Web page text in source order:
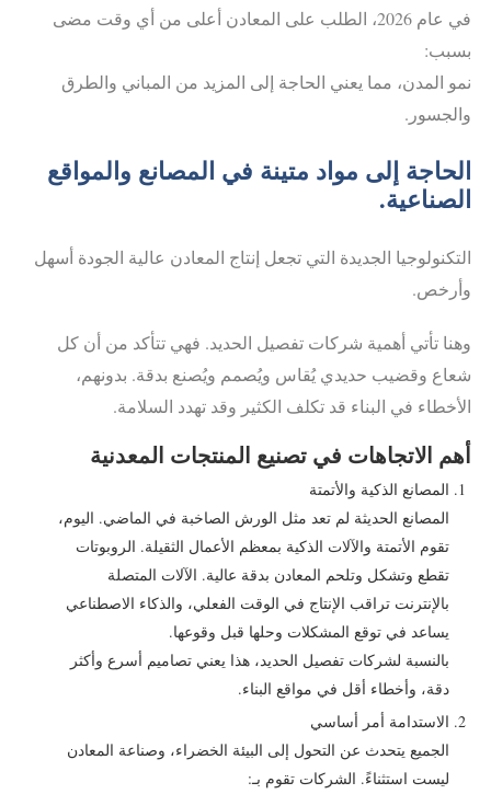
في عام 2026، الطلب على المعادن أعلى من أي وقت مضى
بسبب:
نمو المدن، مما يعني الحاجة إلى المزيد من المباني والطرق
والجسور.
الحاجة إلى مواد متينة في المصانع والمواقع
الصناعية.
التكنولوجيا الجديدة التي تجعل إنتاج المعادن عالية الجودة أسهل
وأرخص.
وهنا تأتي أهمية شركات تفصيل الحديد. فهي تتأكد من أن كل
شعاع وقضيب حديدي يُقاس ويُصمم ويُصنع بدقة. بدونهم،
الأخطاء في البناء قد تكلف الكثير وقد تهدد السلامة.
أهم الاتجاهات في تصنيع المنتجات المعدنية
المصانع الذكية والأتمتة
المصانع الحديثة لم تعد مثل الورش الصاخبة في الماضي. اليوم،
تقوم الأتمتة والآلات الذكية بمعظم الأعمال الثقيلة. الروبوتات
تقطع وتشكل وتلحم المعادن بدقة عالية. الآلات المتصلة
بالإنترنت تراقب الإنتاج في الوقت الفعلي، والذكاء الاصطناعي
يساعد في توقع المشكلات وحلها قبل وقوعها.
بالنسبة لشركات تفصيل الحديد، هذا يعني تصاميم أسرع وأكثر
دقة، وأخطاء أقل في مواقع البناء.
الاستدامة أمر أساسي
الجميع يتحدث عن التحول إلى البيئة الخضراء، وصناعة المعادن
ليست استثناءً. الشركات تقوم بـ: